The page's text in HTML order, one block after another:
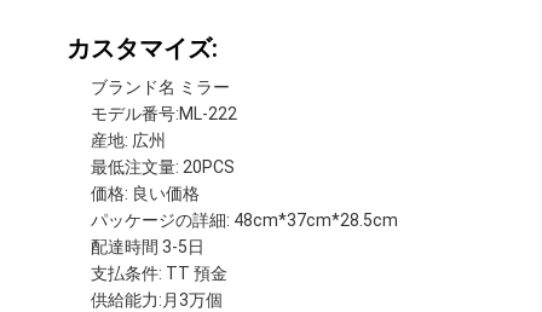
カスタマイズ:
ブランド名 ミラー
モデル番号:ML-222
産地: 広州
最低注文量: 20PCS
価格: 良い価格
パッケージの詳細: 48cm*37cm*28.5cm
配達時間 3-5日
支払条件: TT 預金
供給能力:月3万個